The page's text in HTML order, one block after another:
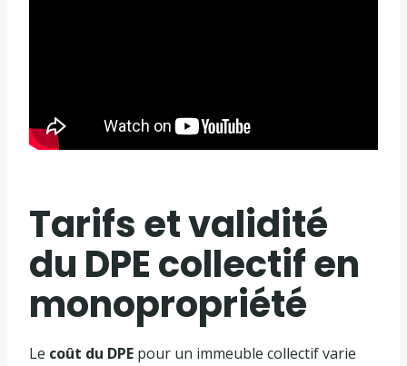
Tarifs et validité
du DPE collectif en
monopropriété
Le coût du DPE pour un immeuble collectif varie